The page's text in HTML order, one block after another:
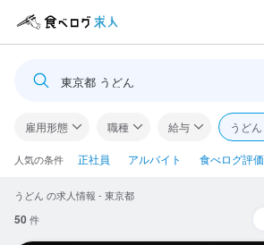
ログイン・無料会員登
食べログ求人TOP
求人検索
東京都 うどん
雇用形態 職種 給与 うどん
人気の条件 正社員 アルバイト 食べログ評
うどん の求人情報 - 東京都
50件